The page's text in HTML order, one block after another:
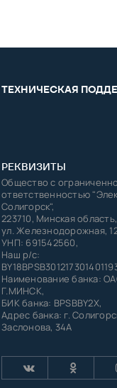
ТЕХНИЧЕСКАЯ
РЕКВИЗИТЫ
Общество с
ответственностью
Солигорск",
223710, Минская
ул. Железнодорожная,
УНП: 691542560,
Наш р/с:
Наименование банка:
Г.МИНСК,
БИК банка: BPSBBY2X,
Адрес банка: г.
Заслонова, 34А